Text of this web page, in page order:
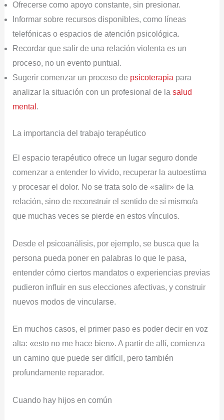
Ofrecerse como apoyo constante, sin presionar.
Informar sobre recursos disponibles, como líneas
telefónicas o espacios de atención psicológica.
Recordar que salir de una relación violenta es un
proceso, no un evento puntual.
Sugerir comenzar un proceso de psicoterapia para
analizar la situación con un profesional de la salud
mental .
La importancia del trabajo terapéutico
El espacio terapéutico ofrece un lugar seguro donde
comenzar a entender lo vivido, recuperar la autoestima
y procesar el dolor. No se trata solo de «salir» de la
relación, sino de reconstruir el sentido de sí mismo/a
que muchas veces se pierde en estos vínculos.
Desde el psicoanálisis, por ejemplo, se busca que la
persona pueda poner en palabras lo que le pasa,
entender cómo ciertos mandatos o experiencias previas
pudieron influir en sus elecciones afectivas, y construir
nuevos modos de vincularse.
En muchos casos, el primer paso es poder decir en voz
alta: «esto no me hace bien». A partir de allí, comienza
un camino que puede ser difícil, pero también
profundamente reparador.
Cuando hay hijos en común